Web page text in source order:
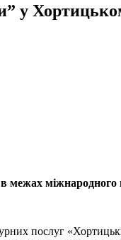
у
межах
послуг